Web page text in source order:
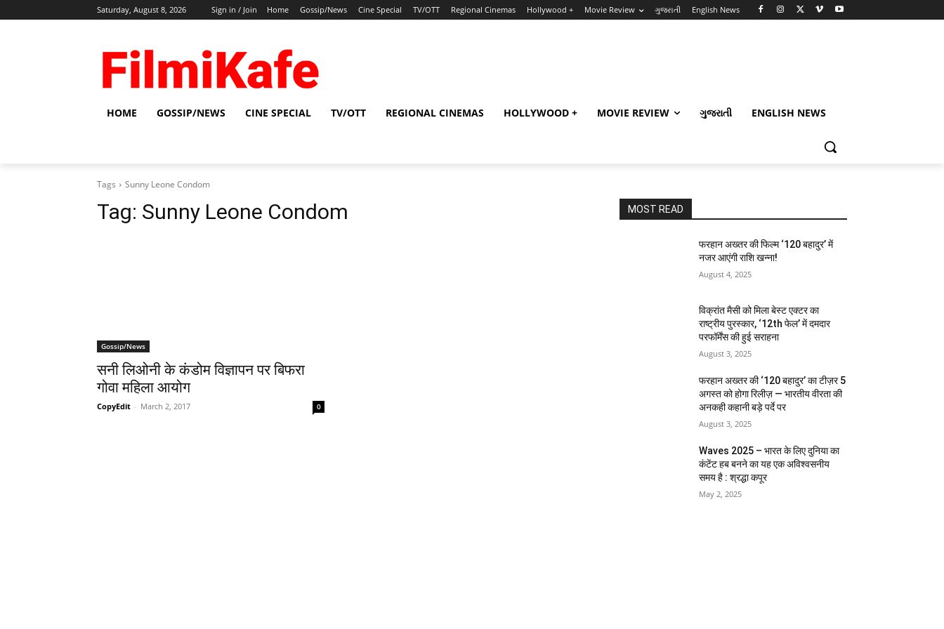
Saturday, August 8, 2026 Sign in / Join Home Gossip/News Cine Special TV/OTT Regional Cinemas Hollywood + Movie Review ગુજરાતી English News
HOME GOSSIP/NEWS CINE SPECIAL TV/OTT REGIONAL CINEMAS HOLLYWOOD + MOVIE REVIEW ગુજરાતી ENGLISH NEWS
Tags Sunny Leone Condom
Tag: Sunny Leone Condom
Gossip/News
सनी लिओनी के कंडोम विज्ञापन पर बिफरा
गोवा महिला आयोग
CopyEdit - March 2, 2017 0
MOST READ
फरहान अख्तर की फिल्म ‘120 बहादुर’ में
नजर आएंगी राशि खन्ना!
August 4, 2025
विक्रांत मैसी को मिला बेस्ट एक्टर का
राष्ट्रीय पुरस्कार, ‘12th फेल’ में दमदार
परफॉर्मेंस की हुई सराहना
August 3, 2025
फरहान अख्तर की ‘120 बहादुर’ का टीज़र 5
अगस्त को होगा रिलीज़ — भारतीय वीरता की
अनकही कहानी बड़े पर्दे पर
August 3, 2025
Waves 2025 – भारत के लिए दुनिया का
कंटेंट हब बनने का यह एक अविश्वसनीय
समय है : श्रद्धा कपूर
May 2, 2025